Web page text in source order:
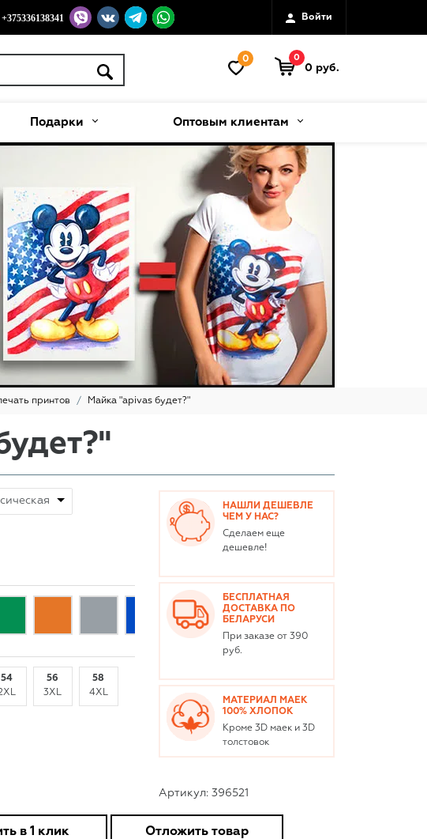
+375336138341 Войти
0 0
0 руб.
Подарки Оптовым клиентам
принтов Майка "apivas будет?"
54
56
3XL
58
4XL
НАШЛИ ДЕШЕВЛЕ
ЧЕМ У НАС?
Сделаем еще
дешевле!
БЕСПЛАТНАЯ
ДОСТАВКА ПО
БЕЛАРУСИ
При заказе от 390
руб.
МАТЕРИАЛ МАЕК
100% ХЛОПОК
Кроме 3D маек и 3D
толстовок
Артикул: 396521
в 1 клик Отложить товар